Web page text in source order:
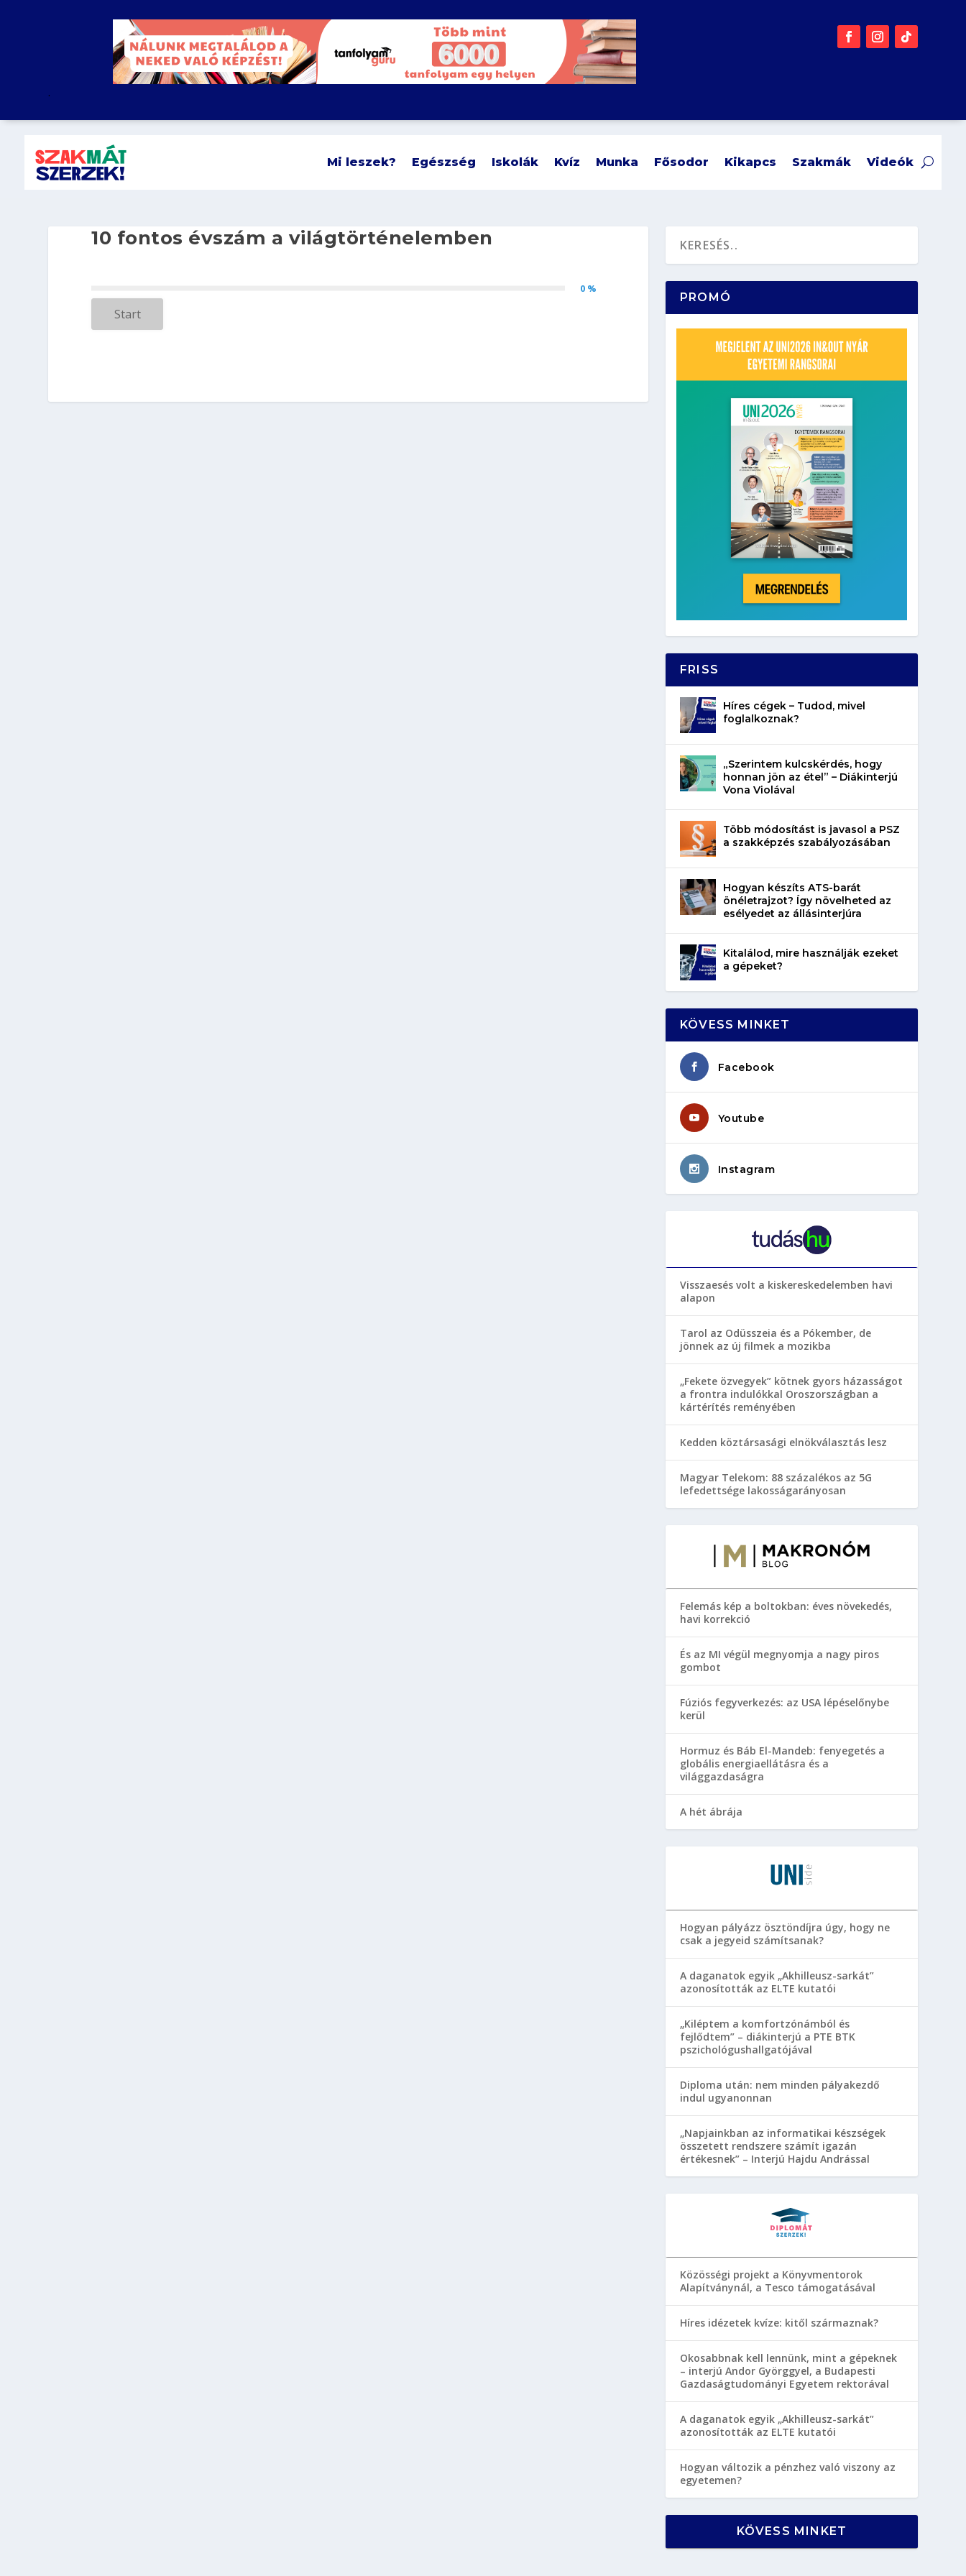
.
Mi leszek? Egészség Iskolák Kvíz Munka Fősodor Kikapcs Szakmák Videók
10 fontos évszám a világtörténelemben
0 %
Start
PROMÓ
FRISS
Híres cégek – Tudod, mivel
foglalkoznak?
„Szerintem kulcskérdés, hogy
honnan jön az étel” – Diákinterjú
Vona Violával
Több módosítást is javasol a PSZ
a szakképzés szabályozásában
Hogyan készíts ATS-barát
önéletrajzot? Így növelheted az
esélyedet az állásinterjúra
Kitalálod, mire használják ezeket
a gépeket?
KÖVESS MINKET
Facebook
Youtube
Instagram
Visszaesés volt a kiskereskedelemben havi
alapon
Tarol az Odüsszeia és a Pókember, de
jönnek az új filmek a mozikba
„Fekete özvegyek” kötnek gyors házasságot
a frontra indulókkal Oroszországban a
kártérítés reményében
Kedden köztársasági elnökválasztás lesz
Magyar Telekom: 88 százalékos az 5G
lefedettsége lakosságarányosan
Felemás kép a boltokban: éves növekedés,
havi korrekció
És az MI végül megnyomja a nagy piros
gombot
Fúziós fegyverkezés: az USA lépéselőnybe
kerül
Hormuz és Báb El-Mandeb: fenyegetés a
globális energiaellátásra és a
világgazdaságra
A hét ábrája
Hogyan pályázz ösztöndíjra úgy, hogy ne
csak a jegyeid számítsanak?
A daganatok egyik „Akhilleusz-sarkát”
azonosították az ELTE kutatói
„Kiléptem a komfortzónámból és
fejlődtem” – diákinterjú a PTE BTK
pszichológushallgatójával
Diploma után: nem minden pályakezdő
indul ugyanonnan
„Napjainkban az informatikai készségek
összetett rendszere számít igazán
értékesnek” – Interjú Hajdu Andrással
Közösségi projekt a Könyvmentorok
Alapítványnál, a Tesco támogatásával
Híres idézetek kvíze: kitől származnak?
Okosabbnak kell lennünk, mint a gépeknek
– interjú Andor Györggyel, a Budapesti
Gazdaságtudományi Egyetem rektorával
A daganatok egyik „Akhilleusz-sarkát”
azonosították az ELTE kutatói
Hogyan változik a pénzhez való viszony az
egyetemen?
KÖVESS MINKET